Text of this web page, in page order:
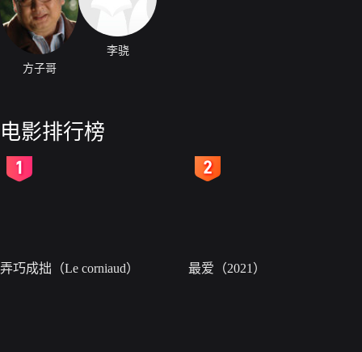
方子哥
李骁
电影排行榜
弄巧成拙（Le corniaud） 最爱（2021）